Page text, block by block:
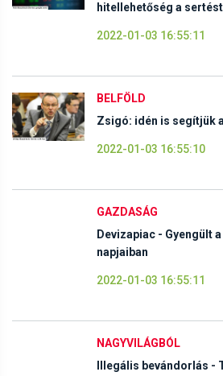
hitellehetőség a
2022-01-03 16:55:11
BELFÖLD
Zsigó: idén is segítjük
2022-01-03 16:55:10
GAZDASÁG
Devizapiac - Gyengült
napjaiban
2022-01-03 16:55:11
NAGYVILÁGBÓL
Illegális bevándorlás -